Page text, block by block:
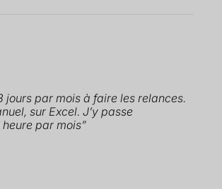
jours par mois à faire les relances.
sur Excel. J’y passe
par mois”